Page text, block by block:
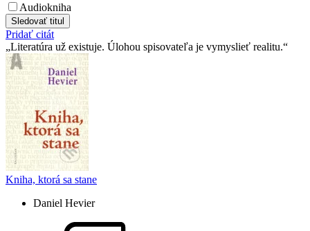
Audiokniha
Sledovať titul
Pridať citát
Literatúra už existuje. Úlohou spisovateľa je vymyslieť realitu.
Kniha, ktorá sa stane
Daniel Hevier